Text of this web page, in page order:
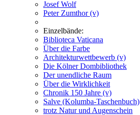
Josef Wolf
Peter Zumthor (v)
Einzelbände:
Biblioteca Vaticana
Über die Farbe
Architekturwettbewerb (v)
Die Kölner Dombibliothek
Der unendliche Raum
Über die Wirklichkeit
Chronik 150 Jahre (v)
Salve (Kolumba-Taschenbuch)
trotz Natur und Augenschein